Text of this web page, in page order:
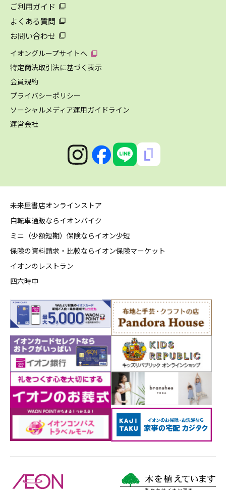
ご利用ガイド
よくある質問
お問い合わせ
イオングループサイトへ
特定商法取引法に基づく表示
会員規約
プライバシーポリシー
ソーシャルメディア運用ガイドライン
運営会社
未来屋書店オンラインストア
自転車通販ならイオンバイク
ミニ（少額短期）保険ならイオン少短
保険の資料請求・比較ならイオン保険マーケット
イオンのレストラン
四六時中